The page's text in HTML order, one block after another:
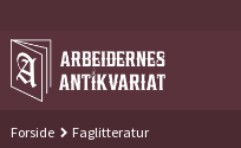
til
innholdet
Forside Faglitteratur